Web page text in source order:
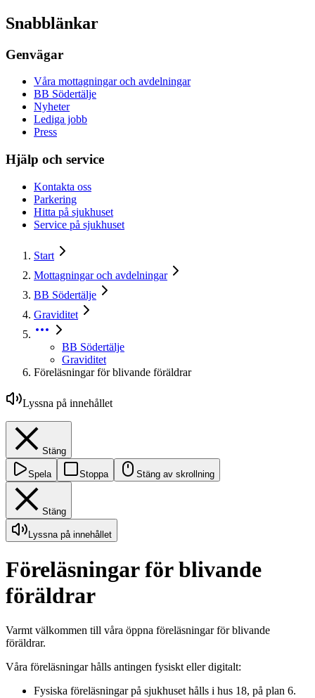
Snabblänkar
Genvägar
Våra mottagningar och avdelningar
BB Södertälje
Nyheter
Lediga jobb
Press
Hjälp och service
Kontakta oss
Parkering
Hitta på sjukhuset
Service på sjukhuset
Start
Mottagningar och avdelningar
BB Södertälje
Graviditet
BB Södertälje
Graviditet
Föreläsningar för blivande föräldrar
Lyssna på innehållet
Stäng
Spela Stoppa Stäng av skrollning
Stäng
Lyssna på innehållet
Föreläsningar för blivande
föräldrar
Varmt välkommen till våra öppna föreläsningar för blivande
föräldrar.
Våra föreläsningar hålls antingen fysiskt eller digitalt:
Fysiska föreläsningar på sjukhuset hålls i hus 18, på plan 6.